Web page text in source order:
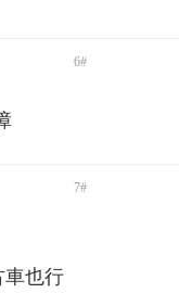
6#
7#
車也行